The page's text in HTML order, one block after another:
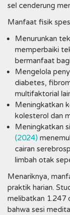
sel cenderung
Manfaat fisik
Menurunkan
memperbaiki
bermanfaat
Mengelola
diabetes,
multifaktorial
Meningkatkan
kolesterol dan
Meningkatkan
(2024)
cairan
limbah otak
Menariknya,
praktik harian.
melibatkan 1.247
bahwa sesi